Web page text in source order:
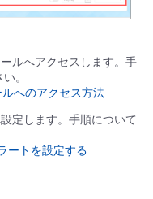
ルへアクセスします。手
。
へのアクセス方法
定します。手順について
ートを設定する